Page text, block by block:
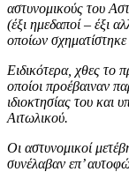
αστυνομικούς του
(έξι ημεδαποί – έξι
οποίων
Ειδικότερα, χθες το
οποίοι προέβαιναν
ιδιοκτησίας του και
Αιτωλικού.
Οι αστυνομικοί
συνέλαβαν επ’